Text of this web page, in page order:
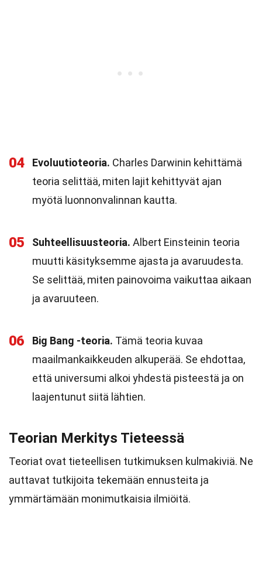
04 Evoluutioteoria. Charles Darwinin kehittämä
teoria selittää, miten lajit kehittyvät ajan
myötä luonnonvalinnan kautta.
05 Suhteellisuusteoria. Albert Einsteinin teoria
muutti käsityksemme ajasta ja avaruudesta.
Se selittää, miten painovoima vaikuttaa aikaan
ja avaruuteen.
06 Big Bang -teoria. Tämä teoria kuvaa
maailmankaikkeuden alkuperää. Se ehdottaa,
että universumi alkoi yhdestä pisteestä ja on
laajentunut siitä lähtien.
Teorian Merkitys Tieteessä
Teoriat ovat tieteellisen tutkimuksen kulmakiviä. Ne
auttavat tutkijoita tekemään ennusteita ja
ymmärtämään monimutkaisia ilmiöitä.